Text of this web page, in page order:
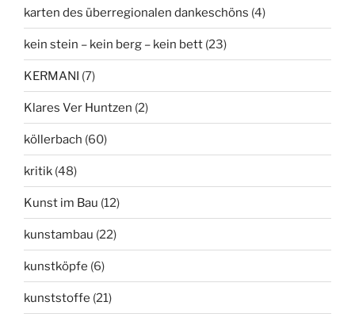
karten des überregionalen dankeschöns (4)
kein stein – kein berg – kein bett (23)
KERMANI (7)
Klares Ver Huntzen (2)
köllerbach (60)
kritik (48)
Kunst im Bau (12)
kunstambau (22)
kunstköpfe (6)
kunststoffe (21)